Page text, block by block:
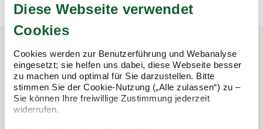
Diese Webseite verwendet
Cookies
Cookies werden zur Benutzerführung und Webanalyse
eingesetzt; sie helfen uns dabei, diese Webseite besser
zu machen und optimal für Sie darzustellen. Bitte
stimmen Sie der Cookie-Nutzung („Alle zulassen“) zu –
Sie können Ihre freiwillige Zustimmung jederzeit
widerrufen.
In 3 Schritten zur Steuererklärung.
So funktioniert's: